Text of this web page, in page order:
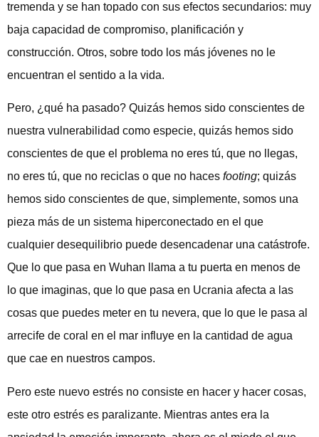
tremenda y se han topado con sus efectos secundarios: muy
baja capacidad de compromiso, planificación y
construcción. Otros, sobre todo los más jóvenes no le
encuentran el sentido a la vida.
Pero, ¿qué ha pasado? Quizás hemos sido conscientes de
nuestra vulnerabilidad como especie, quizás hemos sido
conscientes de que el problema no eres tú, que no llegas,
no eres tú, que no reciclas o que no haces footing; quizás
hemos sido conscientes de que, simplemente, somos una
pieza más de un sistema hiperconectado en el que
cualquier desequilibrio puede desencadenar una catástrofe.
Que lo que pasa en Wuhan llama a tu puerta en menos de
lo que imaginas, que lo que pasa en Ucrania afecta a las
cosas que puedes meter en tu nevera, que lo que le pasa al
arrecife de coral en el mar influye en la cantidad de agua
que cae en nuestros campos.
Pero este nuevo estrés no consiste en hacer y hacer cosas,
este otro estrés es paralizante. Mientras antes era la